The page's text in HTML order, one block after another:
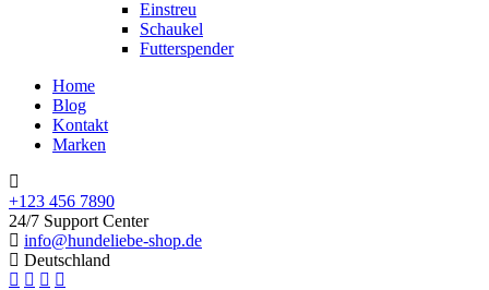
Einstreu
Schaukel
Futterspender
Home
Blog
Kontakt
Marken
+123 456 7890
24/7 Support Center
info@hundeliebe-shop.de
Deutschland